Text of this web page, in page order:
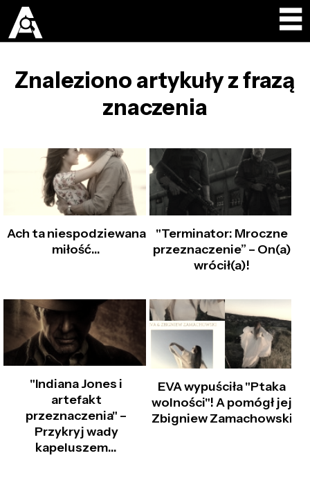
Znaleziono artykuły z frazą
znaczenia
Ach ta niespodziewana
miłość...
"Terminator: Mroczne
przeznaczenie” – On(a)
wrócił(a)!
"Indiana Jones i
artefakt
przeznaczenia" –
Przykryj wady
kapeluszem…
EVA wypuściła "Ptaka
wolności"! A pomógł jej
Zbigniew Zamachowski